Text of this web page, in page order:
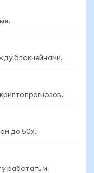
блокчейнами.
до 50x.
работать и